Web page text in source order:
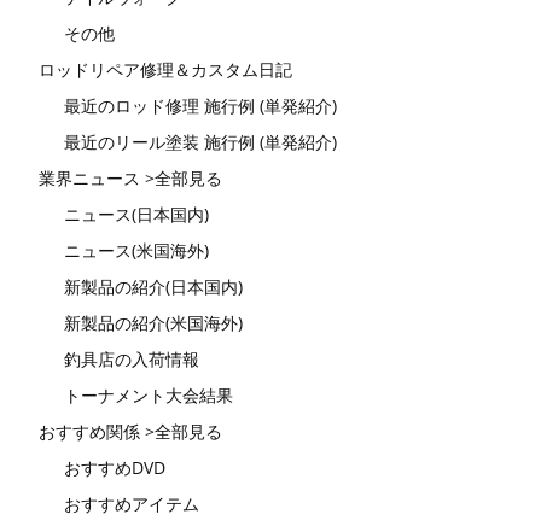
その他
ロッドリペア修理＆カスタム日記
最近のロッド修理 施行例 (単発紹介)
最近のリール塗装 施行例 (単発紹介)
業界ニュース >全部見る
ニュース(日本国内)
ニュース(米国海外)
新製品の紹介(日本国内)
新製品の紹介(米国海外)
釣具店の入荷情報
トーナメント大会結果
おすすめ関係 >全部見る
おすすめDVD
おすすめアイテム